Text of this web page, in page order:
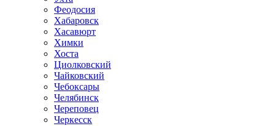
Феодосия
Хабаровск
Хасавюрт
Химки
Хоста
Циолковский
Чайковский
Чебоксары
Челябинск
Череповец
Черкесск